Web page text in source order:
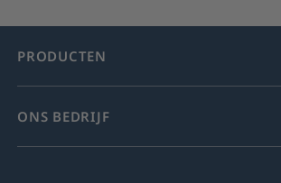
PRODUCTEN
ONS BEDRIJF